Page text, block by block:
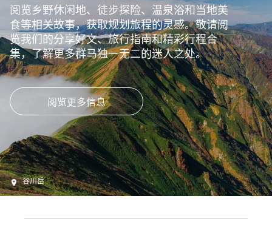
阅览乡野休闲地、徒步探险、温泉浴和当地美
食等相关故事，获取规划旅程的灵感。敬请阅
览我们的分享好文、旅行指南和精彩行程合
集，了解更多群马独一无二的迷人之处。
阅览更多信息
谷川岳